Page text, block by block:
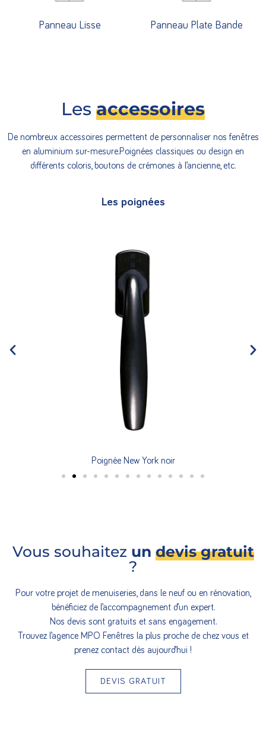
Panneau Lisse Panneau Plate Bande
Les accessoires
De nombreux accessoires permettent de personnaliser nos fenêtres
en aluminium sur-mesure.Poignées classiques ou design en
différents coloris, boutons de crémones à l’ancienne, etc.
Les poignées
Poignée New York noir
Vous souhaitez un devis gratuit
?
Pour votre projet de menuiseries, dans le neuf ou en rénovation,
bénéficiez de l’accompagnement d’un expert.
Nos devis sont gratuits et sans engagement.
Trouvez l’agence MPO Fenêtres la plus proche de chez vous et
prenez contact dès aujourd’hui !
DEVIS GRATUIT